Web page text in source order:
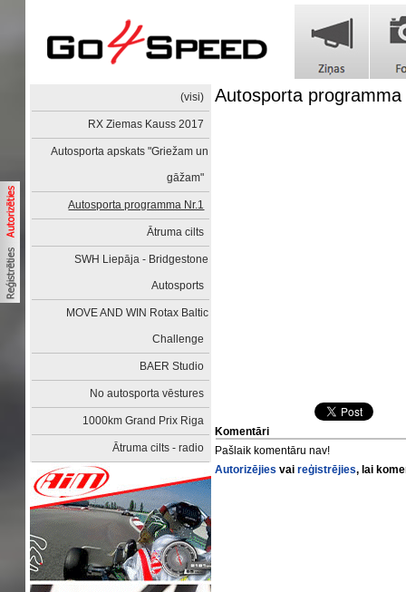
(visi)
RX Ziemas Kauss 2017
Autosporta apskats "Griežam un
gāžam"
Autosporta programma Nr.1
Ātruma cilts
SWH Liepāja - Bridgestone
Autosports
MOVE AND WIN Rotax Baltic
Challenge
BAER Studio
No autosporta vēstures
1000km Grand Prix Riga
Ātruma cilts - radio
Autosporta
Komentāri
Pašlaik komentāru nav!
Autorizējies vaireģistrējies, lai